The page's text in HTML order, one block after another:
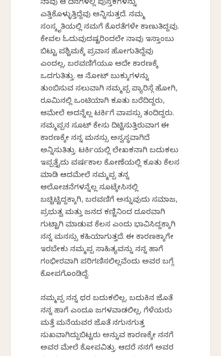
ನಾವು ಆ ದಿನಗಳಲ್ಲಿ ಪುಸ್ತಕಗಳನ್ನು
ಎತ್ತಿಕೊಳ್ಳುತ್ತಿದ್ದೆವು ಅನ್ನಿಸುತ್ತದೆ. ನಮ್ಮ
ಸಂಸ್ಕೃತಿಯಲ್ಲಿ ನಮಗೆ ಕೊರತೆಗಳೇ ಕಾಣುತಿದ್ದವು.
ಕೇವಲ ಓದುವುದಷ್ಟರಿಂದಲೇ ನಾವು ಇಸ್ತಾಂಬುಲ್
ಬಿಟ್ಟು ಪಶ್ಚಿಮಕ್ಕೆ ಪ್ರವಾಸ ಹೋಗುತಿದ್ದೆವು
ಎಂದಲ್ಲ, ಬರವಣಿಗೆಯೂ ಅದೇ ಕಾರಣಕ್ಕೆ
ಒದಗುತಿತ್ತು. ಆ ನೋಟ್ ಬುಕ್ಕುಗಳನ್ನು
ತುಂಬಿಸುವ ಸಲುವಾಗಿ ನಮ್ಮಪ್ಪ ಪ್ಯಾರಿಸ್ಗೆ ಹೋಗಿ,
ರೂಮಿನಲ್ಲಿ ಒಂಟಿಯಾಗಿ ಕೂತು ಬರೆದಿದ್ದರು,
ಆಮೇಲೆ ಅದನ್ನೆಲ್ಲ ಟರ್ಕಿಗೆ ವಾಪಸ್ಸು ತಂದಿದ್ದರು.
ನಮ್ಮಪ್ಪನ ಸೂಟ್ ಕೇಸು ದಿಟ್ಟಿಸುತ್ತಿರುವಾಗ ಈ
ಕಾರಣಕ್ಕೇ ನನ್ನ ಮನಸ್ಸು ಅಸ್ವಸ್ಥವಾಗಿದೆ
ಅನ್ನಿಸುತಿತ್ತು. ಟರ್ಕಿಯಲ್ಲಿ ಲೇಖಕನಾಗಿ ಬದುಕಲು
ಇಪ್ಪತ್ತೈದು ವರ್ಷಕಾಲ ಕೋಣೆಯಲ್ಲಿ ಕೂತು ಕೆಲಸ
ಮಾಡಿ ಆದಮೇಲೆ ನಮ್ಮಪ್ಪ ತನ್ನ
ಆಲೋಚನೆಗಳನ್ನೆಲ್ಲ ಸೂಟ್ಕೇಸಿನಲ್ಲಿ
ಬಚ್ಚಿಟ್ಟಿದ್ದಕ್ಕಾಗಿ, ಬರವಣಿಗೆ ಅನ್ನುವುದು ಸಮಾಜ,
ಪ್ರಭುತ್ವ ಮತ್ತು ಜನದ ಕಣ್ಣಿನಿಂದ ದೂರವಾಗಿ
ಗುಟ್ಟಾಗಿ ಮಾಡುವ ಕೆಲಸ ಎಂದು ಭಾವಿಸಿದ್ದಕ್ಕಾಗಿ
ನನ್ನ ಮನಸ್ಸು ಕಹಿಯಾಗುತ್ತದೆ. ಈ ಕಾರಣಕ್ಕಾಗೇ
ಇರಬೇಕು ನಮ್ಮಪ್ಪ ಸಾಹಿತ್ಯವನ್ನು ನನ್ನ ಹಾಗೆ
ಗಂಭೀರವಾಗಿ ಪರಿಗಣಿಸಲಿಲ್ಲವೆಂದು ಅವರ ಬಗ್ಗೆ
ಕೋಪಗೊಂಡಿದ್ದೆ.
ನಮ್ಮಪ್ಪ ನನ್ನ ಥರ ಬದುಕಲಿಲ್ಲ, ಬದುಕಿನ ಜೊತೆ
ನನ್ನ ಹಾಗೆ ಎಂದೂ ಜಗಳವಾಡಲಿಲ್ಲ, ಗೆಳೆಯರು
ಮತ್ತೆ ಮನೆಯವರ ಜೊತೆ ನಗುನಗುತ್ತ
ಸುಖವಾಗಿದ್ದುಬಿಟ್ಟರು ಅನ್ನುವ ಕಾರಣಕ್ಕೇ ನನಗೆ
ಅವರ ಮೇಲೆ ಕೋಪವಿತ್ತು. ಆದರೆ ನನಗೆ ಅವರ